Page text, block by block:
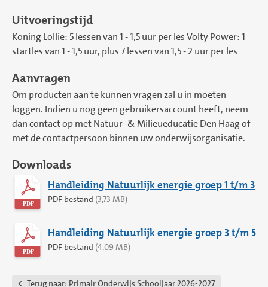
Uitvoeringstijd
Koning Lollie: 5 lessen van 1 - 1,5 uur per les Volty Power: 1
startles van 1 - 1,5 uur, plus 7 lessen van 1,5 - 2 uur per les
Aanvragen
Om producten aan te kunnen vragen zal u in moeten
loggen. Indien u nog geen gebruikersaccount heeft, neem
dan contact op met Natuur- & Milieueducatie Den Haag of
met de contactpersoon binnen uw onderwijsorganisatie.
Downloads
Handleiding Natuurlijk energie groep 1 t/m 3
PDF bestand (3,73 MB)
Handleiding Natuurlijk energie groep 3 t/m 5
PDF bestand (4,09 MB)
Terug naar: Primair Onderwijs Schooljaar 2026-2027